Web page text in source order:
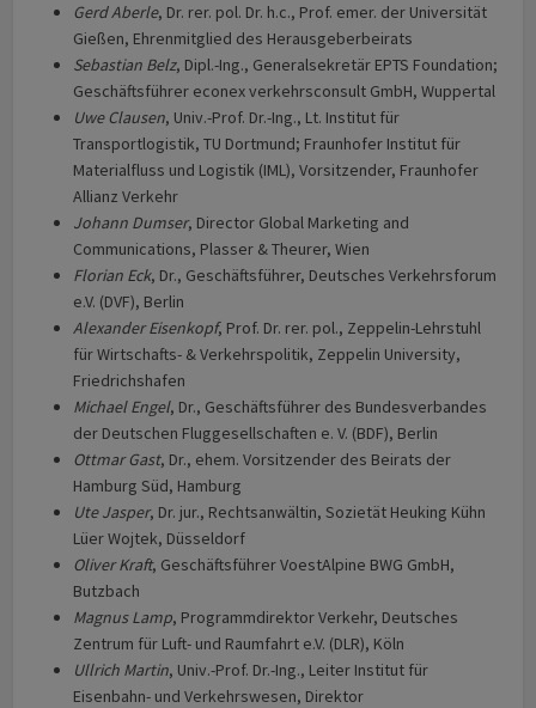
Gerd Aberle, Dr. rer. pol. Dr. h.c., Prof. emer. der Universität
Gießen, Ehrenmitglied des Herausgeberbeirats
Sebastian Belz, Dipl.-Ing., Generalsekretär EPTS Foundation;
Geschäftsführer econex verkehrsconsult GmbH, Wuppertal
Uwe Clausen, Univ.-Prof. Dr.-Ing., Lt. Institut für
Transportlogistik, TU Dortmund; Fraunhofer Institut für
Materialfluss und Logistik (IML), Vorsitzender, Fraunhofer
Allianz Verkehr
Johann Dumser, Director Global Marketing and
Communications, Plasser & Theurer, Wien
Florian Eck, Dr., Geschäftsführer, Deutsches Verkehrsforum
e.V. (DVF), Berlin
Alexander Eisenkopf, Prof. Dr. rer. pol., Zeppelin-Lehrstuhl
für Wirtschafts- & Verkehrspolitik, Zeppelin University,
Friedrichshafen
Michael Engel, Dr., Geschäftsführer des Bundesverbandes
der Deutschen Fluggesellschaften e. V. (BDF), Berlin
Ottmar Gast, Dr., ehem. Vorsitzender des Beirats der
Hamburg Süd, Hamburg
Ute Jasper, Dr. jur., Rechtsanwältin, Sozietät Heuking Kühn
Lüer Wojtek, Düsseldorf
Oliver Kraft, Geschäftsführer VoestAlpine BWG GmbH,
Butzbach
Magnus Lamp, Programmdirektor Verkehr, Deutsches
Zentrum für Luft- und Raumfahrt e.V. (DLR), Köln
Ullrich Martin, Univ.-Prof. Dr.-Ing., Leiter Institut für
Eisenbahn- und Verkehrswesen, Direktor